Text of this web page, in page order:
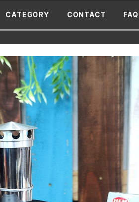
CATEGORY CONTACT FAQ